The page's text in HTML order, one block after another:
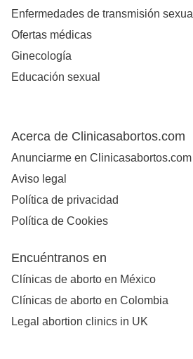
Enfermedades de transmisión sexual
Ofertas médicas
Ginecología
Educación sexual
Acerca de Clinicasabortos.com
Anunciarme en Clinicasabortos.com
Aviso legal
Política de privacidad
Política de Cookies
Encuéntranos en
Clínicas de aborto en México
Clínicas de aborto en Colombia
Legal abortion clinics in UK